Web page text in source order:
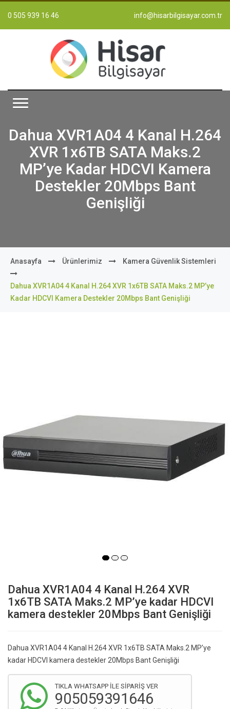
0 505 939 16 46 info@hisarbilgisayar.com.tr
Dahua XVR1A04 4 Kanal H.264
XVR 1x6TB SATA Maks.2
MP’ye Kadar HDCVI Kamera
Destekler 20Mbps Bant
Genişliği
Anasayfa Ürünlerimiz Kamera Güvenlik Sistemleri
Dahua XVR1A04 4 Kanal H.264 XVR 1x6TB SATA Maks.2 MP’ye
Kadar HDCVI Kamera Destekler 20Mbps Bant Genişliği
Dahua XVR1A04 4 Kanal H.264 XVR
1x6TB SATA Maks.2 MP’ye kadar HDCVI
kamera destekler 20Mbps Bant Genişliği
Dahua XVR1A04 4 Kanal H.264 XVR 1x6TB SATA Maks.2 MP’ye
kadar HDCVI kamera destekler 20Mbps Bant Genişliği
TIKLA WHATSAPP İLE SİPARİŞ VER
905059391646